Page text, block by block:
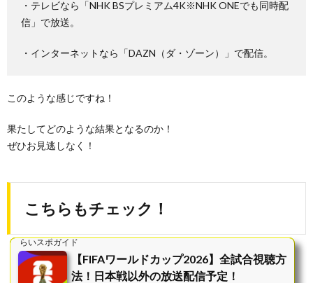
・テレビなら「NHK BSプレミアム4K※NHK ONEでも同時配
信」で放送。
・インターネットなら「DAZN（ダ・ゾーン）」で配信。
このような感じですね！
果たしてどのような結果となるのか！
ぜひお見逃しなく！
こちらもチェック！
らいスポガイド
【FIFAワールドカップ2026】全試合視聴方
法！日本戦以外の放送配信予定！